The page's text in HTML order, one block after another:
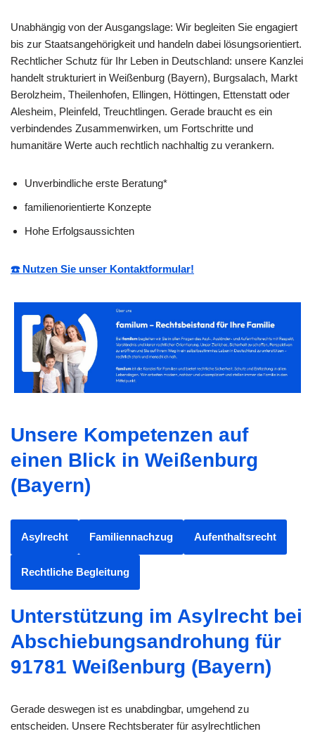
Unabhängig von der Ausgangslage: Wir begleiten Sie engagiert
bis zur Staatsangehörigkeit und handeln dabei lösungsorientiert.
Rechtlicher Schutz für Ihr Leben in Deutschland: unsere Kanzlei
handelt strukturiert in Weißenburg (Bayern), Burgsalach, Markt
Berolzheim, Theilenhofen, Ellingen, Höttingen, Ettenstatt oder
Alesheim, Pleinfeld, Treuchtlingen. Gerade braucht es ein
verbindendes Zusammenwirken, um Fortschritte und
humanitäre Werte auch rechtlich nachhaltig zu verankern.
Unverbindliche erste Beratung*
familienorientierte Konzepte
Hohe Erfolgsaussichten
☎️ Nutzen Sie unser Kontaktformular!
Unsere Kompetenzen auf
einen Blick in Weißenburg
(Bayern)
Asylrecht Familiennachzug Aufenthaltsrecht
Rechtliche Begleitung
Unterstützung im Asylrecht bei
Abschiebungsandrohung für
91781 Weißenburg (Bayern)
Gerade deswegen ist es unabdingbar, umgehend zu
entscheiden. Unsere Rechtsberater für asylrechtlichen